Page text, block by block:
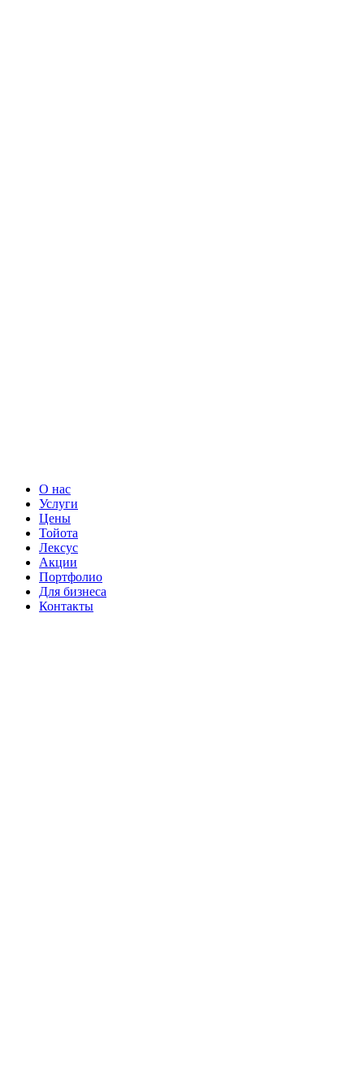
Close
Menu
О нас
Услуги
Цены
Тойота
Лексус
Акции
Портфолио
Для бизнеса
Контакты